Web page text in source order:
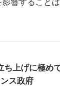
上げに極め
ス政府